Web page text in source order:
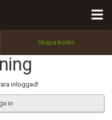
Skapa konto
inloggad!
in
Tillbaka till förstasidan